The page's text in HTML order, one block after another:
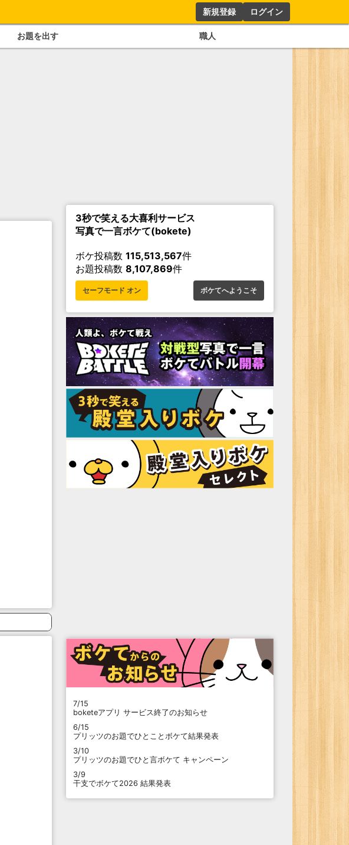
新規登録 ログイン
お題を出す 職人
3秒で笑える大喜利サービス
写真で一言ボケて(bokete)
ボケ投稿数 115,513,567件
お題投稿数 8,107,869件
セーフモード オン ボケてへようこそ
7/15
boketeアプリ サービス終了のお知らせ
6/15
プリッツのお題でひとことボケて結果発表
3/10
プリッツのお題でひと言ボケて キャンペーン
3/9
干支でボケて2026 結果発表